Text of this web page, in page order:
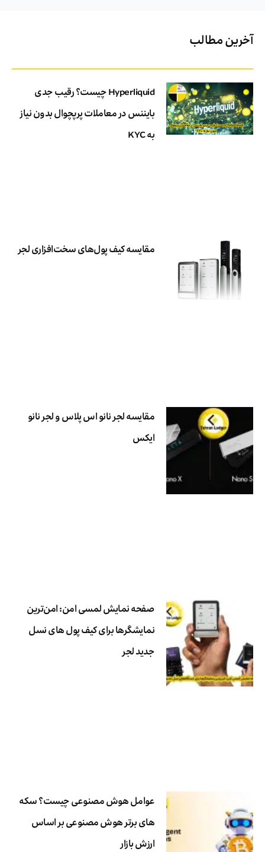
مطالب
Hyperliquid چیست؟ رقیب جدی
بایننس در معاملات پرپچوال بدون نیاز
به KYC
مقایسه کیف پول‌های سخت‌افزاری لجر
مقایسه لجر نانو اس پلاس و لجر نانو
ایکس
صفحه نمایش لمسی امن: امن‌ترین
نمایشگرها برای کیف پول های نسل
جدید لجر
عوامل هوش مصنوعی چیست؟ سکه
های برتر هوش مصنوعی بر اساس
ارزش بازار